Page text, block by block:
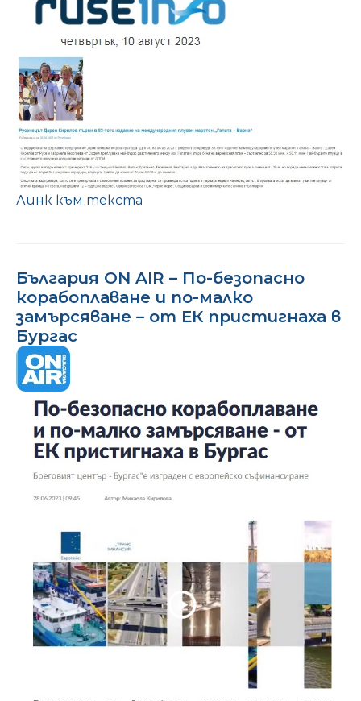
Линк към текста
България ON AIR – По-безопасно
корабоплаване и по-малко
замърсяване – от ЕК пристигнаха в
Бургас